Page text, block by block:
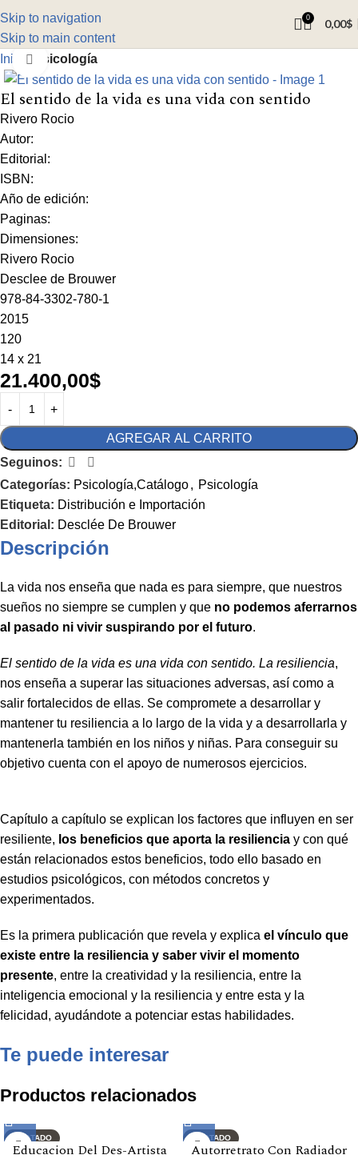
Skip to navigation
Skip to main content
0 0,00$
Inicio Psicología
Click to enlarge
El sentido de la vida es una vida con sentido
Rivero Rocio
Autor:
Editorial:
ISBN:
Año de edición:
Paginas:
Dimensiones:
Rivero Rocio
Desclee de Brouwer
978-84-3302-780-1
2015
120
14 x 21
21.400,00$
AGREGAR AL CARRITO
Seguinos:
Categorías: Psicología,Catálogo, Psicología
Etiqueta: Distribución e Importación
Editorial: Desclée De Brouwer
Descripción
La vida nos enseña que nada es para siempre, que nuestros
sueños no siempre se cumplen y que no podemos aferrarnos
al pasado ni vivir suspirando por el futuro.
El sentido de la vida es una vida con sentido. La resiliencia,
nos enseña a superar las situaciones adversas, así como a
salir fortalecidos de ellas. Se compromete a desarrollar y
mantener tu resiliencia a lo largo de la vida y a desarrollarla y
mantenerla también en los niños y niñas. Para conseguir su
objetivo cuenta con el apoyo de numerosos ejercicios.
Capítulo a capítulo se explican los factores que influyen en ser
resiliente, los beneficios que aporta la resiliencia y con qué
están relacionados estos beneficios, todo ello basado en
estudios psicológicos, con métodos concretos y
experimentados.
Es la primera publicación que revela y explica el vínculo que
existe entre la resiliencia y saber vivir el momento
presente, entre la creatividad y la resiliencia, entre la
inteligencia emocional y la resiliencia y entre esta y la
felicidad, ayudándote a potenciar estas habilidades.
Te puede interesar
Productos relacionados
AGOTADO
Educacion Del Des-Artista
AGOTADO
Autorretrato Con Radiador